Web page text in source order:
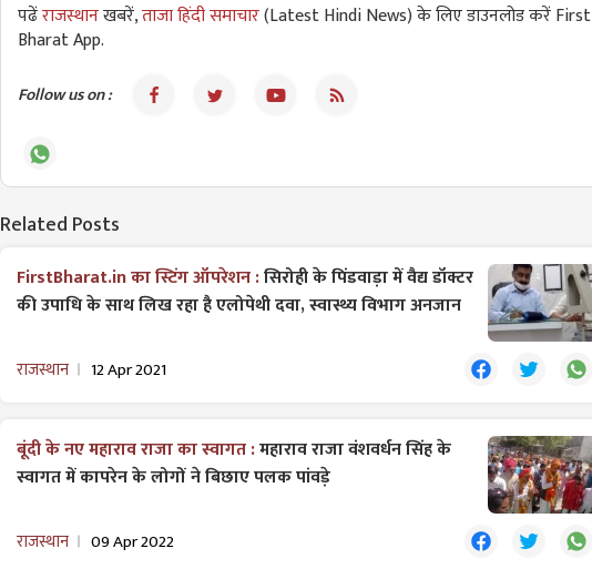
पढेंराजस्थानखबरें,ताजा हिंदी समाचार(Latest Hindi News) के लिए डाउनलोड करें First
Bharat App.
Follow us on :
Related Posts
FirstBharat.in का स्टिंग ऑपरेशन :सिरोही के पिंडवाड़ा में वैद्य डॉक्टर
की उपाधि के साथ लिख रहा है एलोपेथी दवा, स्वास्थ्य विभाग अनजान
राजस्थान 12 Apr 2021
बूंदी के नए महाराव राजा का स्वागत :महाराव राजा वंशवर्धन सिंह के
स्वागत में कापरेन के लोगों ने बिछाए पलक पांवड़े
राजस्थान 09 Apr 2022